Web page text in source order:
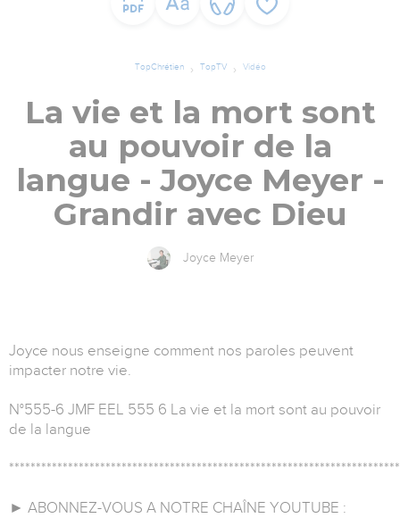
TopChrétien TopTV Vidéo
La vie et la mort sont
au pouvoir de la
langue - Joyce Meyer -
Grandir avec Dieu
Joyce Meyer
Joyce nous enseigne comment nos paroles peuvent
impacter notre vie.
N°555-6 JMF EEL 555 6 La vie et la mort sont au pouvoir
de la langue
► ABONNEZ-VOUS A NOTRE CHAÎNE YOUTUBE :